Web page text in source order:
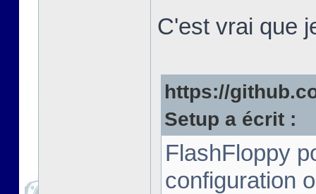
C'est vrai que
https://
Setup a écrit :
FlashFloppy
configuration